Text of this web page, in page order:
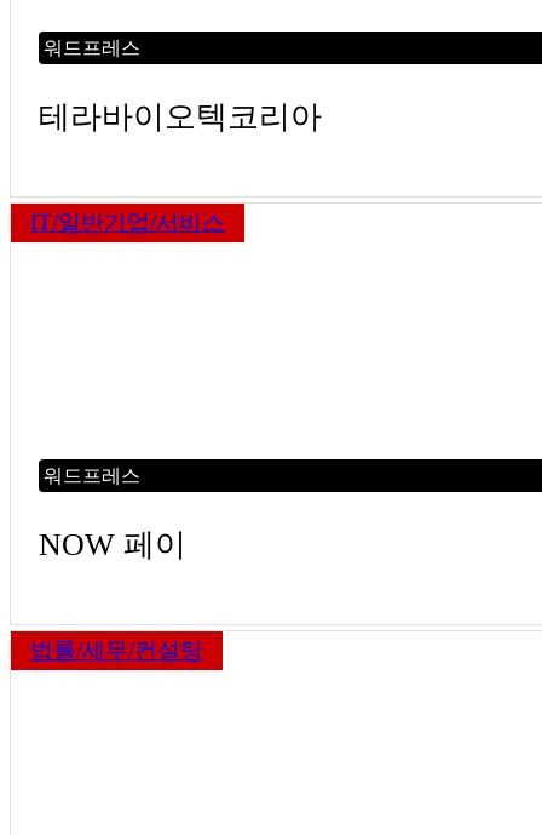
워드프레스
테라바이오텍코리아
IT/일반기업/서비스
워드프레스
NOW 페이
법률/세무/컨설팅